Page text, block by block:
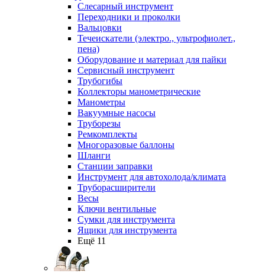
Слесарный инструмент
Переходники и проколки
Вальцовки
Течеискатели (электро., ультрофиолет.,
пена)
Оборудование и материал для пайки
Сервисный инструмент
Трубогибы
Коллекторы манометрические
Манометры
Вакуумные насосы
Труборезы
Ремкомплекты
Многоразовые баллоны
Шланги
Станции заправки
Инструмент для автохолода/климата
Труборасширители
Весы
Ключи вентильные
Сумки для инструмента
Ящики для инструмента
Ещё 11